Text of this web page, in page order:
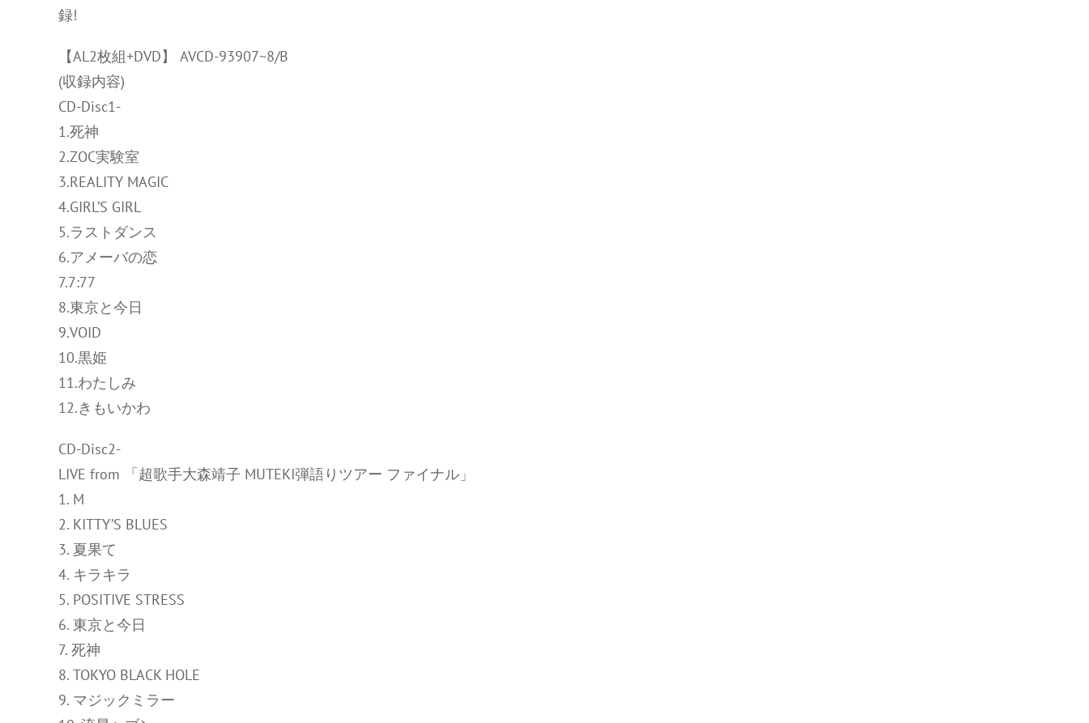
録!
【AL2枚組+DVD】 AVCD-93907~8/B
(収録内容)
CD-Disc1-
1.死神
2.ZOC実験室
3.REALITY MAGIC
4.GIRL’S GIRL
5.ラストダンス
6.アメーバの恋
7.7:77
8.東京と今日
9.VOID
10.黒姫
11.わたしみ
12.きもいかわ
CD-Disc2-
LIVE from 「超歌手大森靖子 MUTEKI弾語りツアー ファイナル」
1. M
2. KITTY’S BLUES
3. 夏果て
4. キラキラ
5. POSITIVE STRESS
6. 東京と今日
7. 死神
8. TOKYO BLACK HOLE
9. マジックミラー